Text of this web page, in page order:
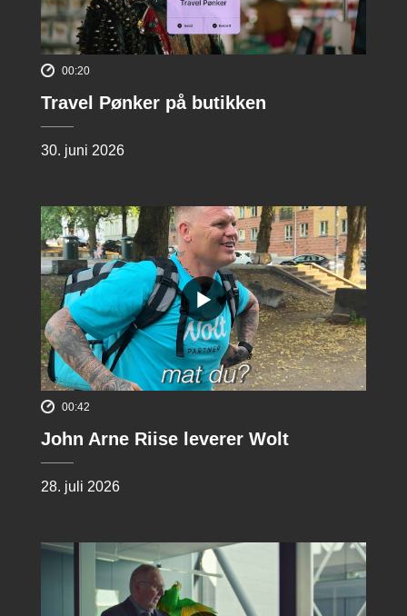
00:20
Travel Pønker på butikken
30. juni 2026
00:42
John Arne Riise leverer Wolt
28. juli 2026